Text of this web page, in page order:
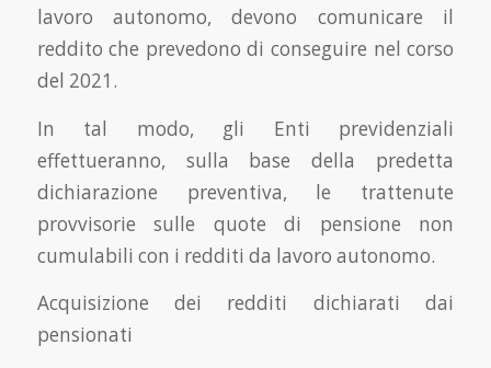
lavoro autonomo, devono comunicare il
reddito che prevedono di conseguire nel corso
del 2021.
In tal modo, gli Enti previdenziali
effettueranno, sulla base della predetta
dichiarazione preventiva, le trattenute
provvisorie sulle quote di pensione non
cumulabili con i redditi da lavoro autonomo.
Acquisizione dei redditi dichiarati dai
pensionati